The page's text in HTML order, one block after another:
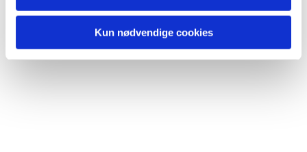
Kun nødvendige cookies